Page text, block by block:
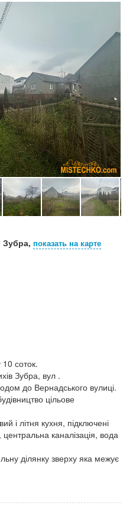
показать на карте
соток.
Зубра, вул .
до Вернадського вулиці.
цільове
і літня кухня, підключені
центральна каналізація, вода
ділянку зверху яка межує